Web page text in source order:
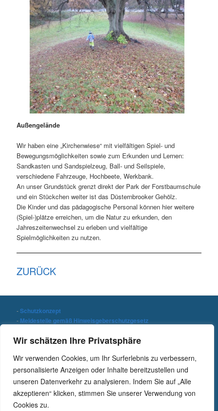
Wir schätzen Ihre Privatsphäre
Wir verwenden Cookies, um Ihr Surferlebnis zu verbessern,
personalisierte Anzeigen oder Inhalte bereitzustellen und
unseren Datenverkehr zu analysieren. Indem Sie auf „Alle
akzeptieren“ klicken, stimmen Sie unserer Verwendung von
Cookies zu.
Außengelände
Wir haben eine „Kirchenwiese“ mit vielfältigen Spiel- und
Bewegungsmöglichkeiten sowie zum Erkunden und Lernen:
Sandkasten und Sandspielzeug, Ball- und Seilspiele,
verschiedene Fahrzeuge, Hochbeete, Werkbank.
An unser Grundstück grenzt direkt der Park der Forstbaumschule
und ein Stückchen weiter ist das Düsternbrooker Gehölz.
Die Kinder und das pädagogische Personal können hier weitere
(Spiel-)plätze erreichen, um die Natur zu erkunden, den
Jahreszeitenwechsel zu erleben und vielfältige
Spielmöglichkeiten zu nutzen.
ZURÜCK
-Schutzkonzept
- Meldestelle gemäß Hinweisgeberschutzgesetz
-Impressum
Stichwort suchen
S
u
c
e